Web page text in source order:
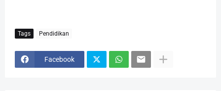
Tags Pendidikan
Facebook